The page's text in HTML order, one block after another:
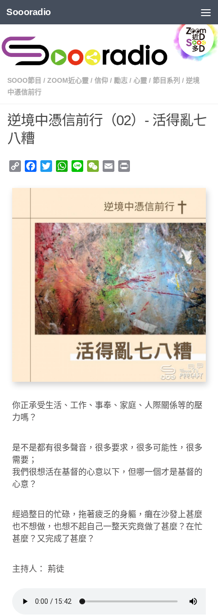
Soooradio
SOOO節目 / ZOOM近心靈 / 信仰 / 勵志 / 心靈 / 節目系列 / 逆境
中憑信前行
逆境中憑信前行（02）- 活得亂七
八糟
Copy
Facebook
TwitterWhatsApp
Line WeChat
Email
你正承受生活、工作、事奉、家庭、人際關係等的壓
力嗎？
是不是都有很多聲音，很多要求，很多可能性，很多
需要；
我們很想活在基督的心意以下，但哪一個才是基督的
心意？
經過整日的忙碌，拖著疲乏的身軀，癱在沙發上甚麼
也不想做，也想不起自己一整天究竟做了甚麼？在忙
甚麼？又完成了甚麼？
主持人： 荊徒